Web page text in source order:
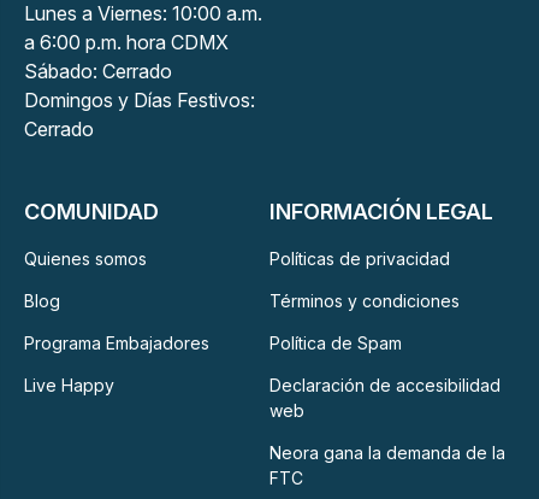
Lunes a Viernes: 10:00 a.m.
a 6:00 p.m. hora CDMX
Sábado: Cerrado
Domingos y Días Festivos:
Cerrado
COMUNIDAD
Quienes somos
Blog
Programa Embajadores
Live Happy
INFORMACIÓN LEGAL
Políticas de privacidad
Términos y condiciones
Política de Spam
Declaración de accesibilidad
web
Neora gana la demanda de la
FTC